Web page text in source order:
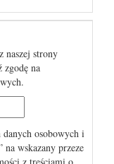
naszej strony
zgodę na
danych osobowych i
wskazany przeze